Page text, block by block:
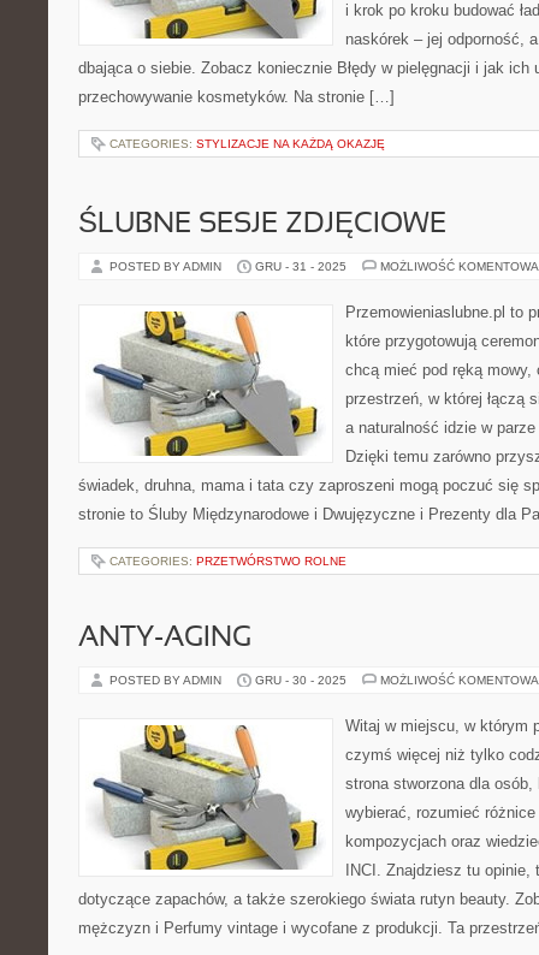
i krok po kroku budować
naskórek – jej odporność,
dbająca o siebie. Zobacz koniecznie Błędy w pielęgnacji i jak
przechowywanie kosmetyków. Na stronie […]
CATEGORIES: STYLIZACJE NA KAŻDĄ OKAZJĘ
ŚLUBNE SESJE ZDJĘCIOWE
POSTED BY ADMIN GRU - 31 - 2025 MOŻLIWOŚĆ
Przemowieniaslubne.pl to
które przygotowują
chcą mieć pod ręką mowy,
przestrzeń, w której łączą
a naturalność idzie w
Dzięki temu zarówno
świadek, druhna, mama i tata czy zaproszeni mogą poczuć się
stronie to Śluby Międzynarodowe i Dwujęzyczne i Prezenty dla
CATEGORIES: PRZETWÓRSTWO ROLNE
ANTY-AGING
POSTED BY ADMIN GRU - 30 - 2025 MOŻLIWOŚĆ
Witaj w miejscu, w którym
czymś więcej niż tylko
strona stworzona dla
wybierać, rozumieć
kompozycjach oraz
INCI. Znajdziesz tu
dotyczące zapachów, a także szerokiego świata rutyn beauty.
mężczyzn i Perfumy vintage i wycofane z produkcji. Ta